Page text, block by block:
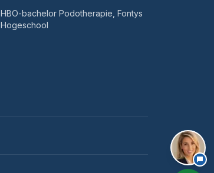
HBO-bachelor Podotherapie, Fontys
Hogeschool